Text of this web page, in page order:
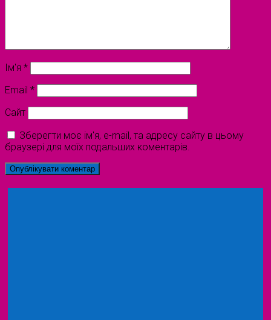
Ім'я *
Email *
Сайт
Зберегти моє ім'я, e-mail, та адресу сайту в цьому
браузері для моїх подальших коментарів.